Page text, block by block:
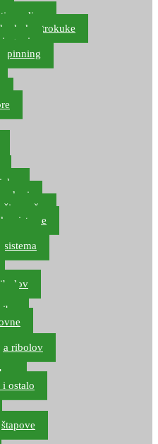
varalica
trokuke
spinning
mreže
sisteme
ribolov
ostalo